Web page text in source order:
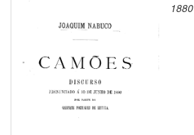
1880